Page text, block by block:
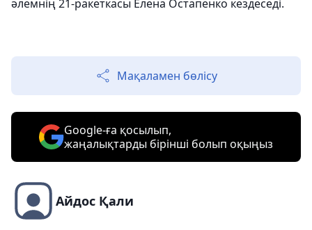
әлемнің 21-ракеткасы Елена Остапенко кездеседі.
Мақаламен бөлісу
Google-ға қосылып,
жаңалықтарды бірінші болып оқыңыз
Айдос Қали